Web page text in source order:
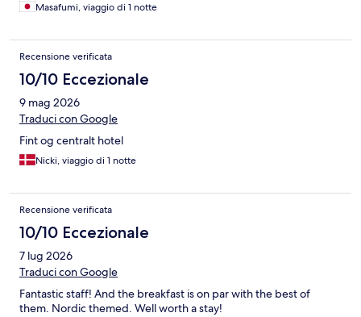
Masafumi, viaggio di 1 notte
Recensione verificata
10/10 Eccezionale
9 mag 2026
Traduci con Google
Fint og centralt hotel
Nicki, viaggio di 1 notte
Recensione verificata
10/10 Eccezionale
7 lug 2026
Traduci con Google
Fantastic staff! And the breakfast is on par with the best of
them. Nordic themed. Well worth a stay!